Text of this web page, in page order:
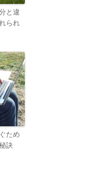
と違
られ
ため
訣